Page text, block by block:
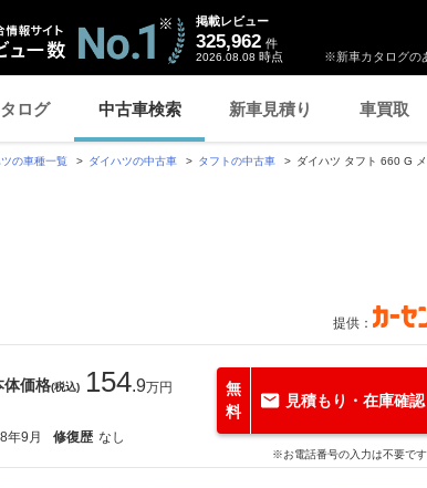
※新車カタログの
掲載レビュー
325,962 件
2026.08.08 時点
ログ 中古車検索 新車見積り 車買取
の車種一覧 ダイハツの中古車 タフトの中古車 ダイハツ タフト 660 G
提供：
体価格(税込) 154.9万円
年9月 修復歴 なし
無
料
見積もり・在庫確認
※お電話番号の入力は不要です